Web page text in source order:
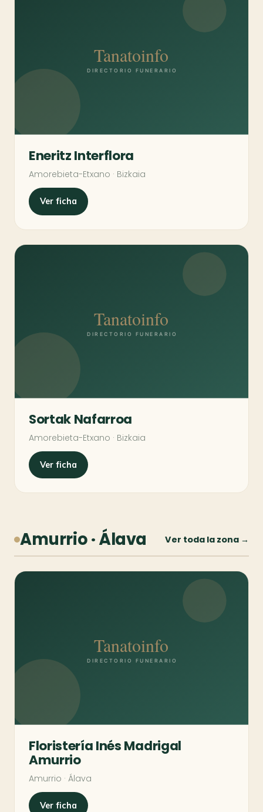
Eneritz Interflora
Amorebieta-Etxano · Bizkaia
Ver ficha
Sortak Nafarroa
Amorebieta-Etxano · Bizkaia
Ver ficha
Amurrio · Álava Ver toda la zona →
Floristería Inés Madrigal
Amurrio
Amurrio · Álava
Ver ficha